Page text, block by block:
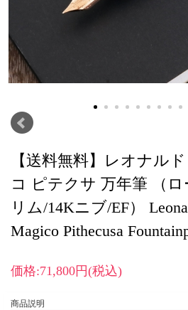
【送料無料】レオナル
コ ピテクサ 万年筆 （
リム/14Kニブ/EF）
Magico Pithecusa
価格:71,800円(税込)
商品説明